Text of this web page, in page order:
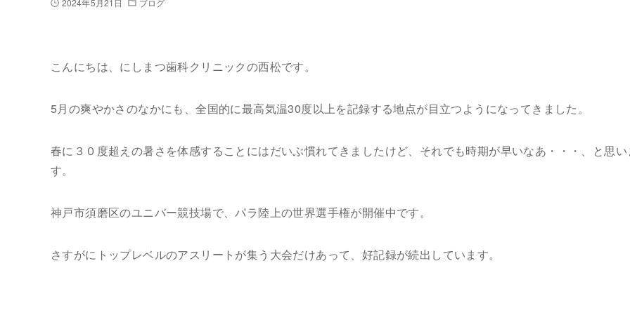
2024年5月21日 ブログ
こんにちは、にしまつ歯科クリニックの西松です。
5月の爽やかさのなかにも、全国的に最高気温30度以上を記録する地点が目立つようになってきました。
春に３０度超えの暑さを体感することにはだいぶ慣れてきましたけど、それでも時期が早いなあ・・・、と思
す。
神戸市須磨区のユニバー競技場で、パラ陸上の世界選手権が開催中です。
さすがにトップレベルのアスリートが集う大会だけあって、好記録が続出しています。